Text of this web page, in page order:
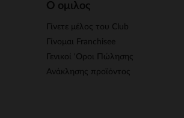
Ο ομιλος
Γίνετε μέλος του Club
Γίνομαι Franchisee
Γενικοί 'Οροι Πώλησης
Ανάκλησης προϊόντος